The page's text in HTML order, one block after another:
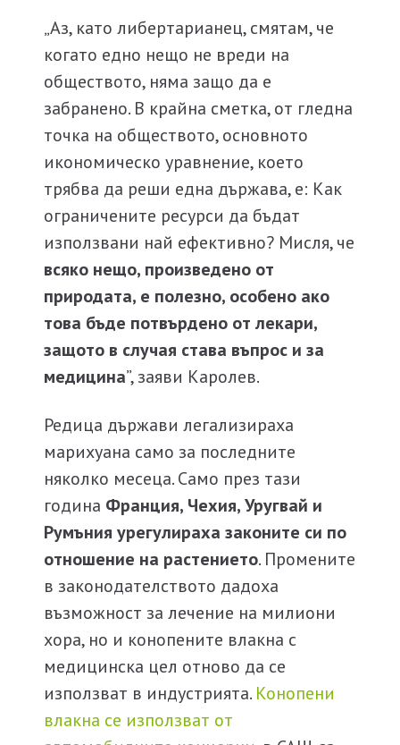
„Аз, като либертарианец, смятам, че
когато едно нещо не вреди на
обществото, няма защо да е
забранено. В крайна сметка, от гледна
точка на обществото, основното
икономическо уравнение, което
трябва да реши една държава, е: Как
ограничените ресурси да бъдат
използвани най ефективно? Мисля, че
всяко нещо, произведено от
природата, е полезно, особено ако
това бъде потвърдено от лекари,
защото в случая става въпрос и за
медицина”, заяви Каролев.
Редица държави легализираха
марихуана само за последните
няколко месеца. Само през тази
година Франция, Чехия, Уругвай и
Румъния урегулираха законите си по
отношение на растението. Промените
в законодателството дадоха
възможност за лечение на милиони
хора, но и конопените влакна с
медицинска цел отново да се
използват в индустрията. Конопени
влакна се използват от